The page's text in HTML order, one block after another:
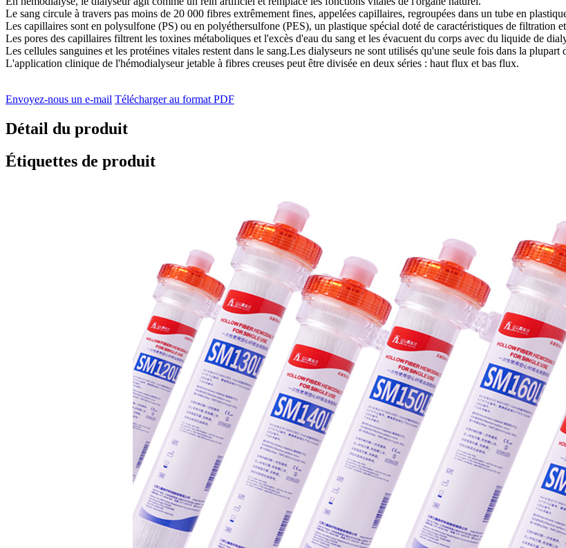
Le sang circule à travers pas moins de 20 000 fibres extrêmement fines, appelées capillaires, regroupées dans un tube en
Les capillaires sont en polysulfone (PS) ou en polyéthersulfone (PES), un plastique spécial doté de caractéristiques de filtration
Les pores des capillaires filtrent les toxines métaboliques et l'excès d'eau du sang et les évacuent du corps avec du liquide de
Les cellules sanguines et les protéines vitales restent dans le sang.Les dialyseurs ne sont utilisés qu'une seule fois dans la plupart
L'application clinique de l'hémodialyseur jetable à fibres creuses peut être divisée en deux séries : haut flux et bas flux.
Envoyez-nous un e-mail Télécharger au format PDF
Détail du produit
Étiquettes de produit